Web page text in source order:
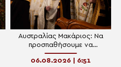
Αυστραλίας Μακάριος: Να
προσπαθήσουμε να
μεταμορφωθούμε
πνευματικά και να υποστούμε
06.08.2026 | 6:51